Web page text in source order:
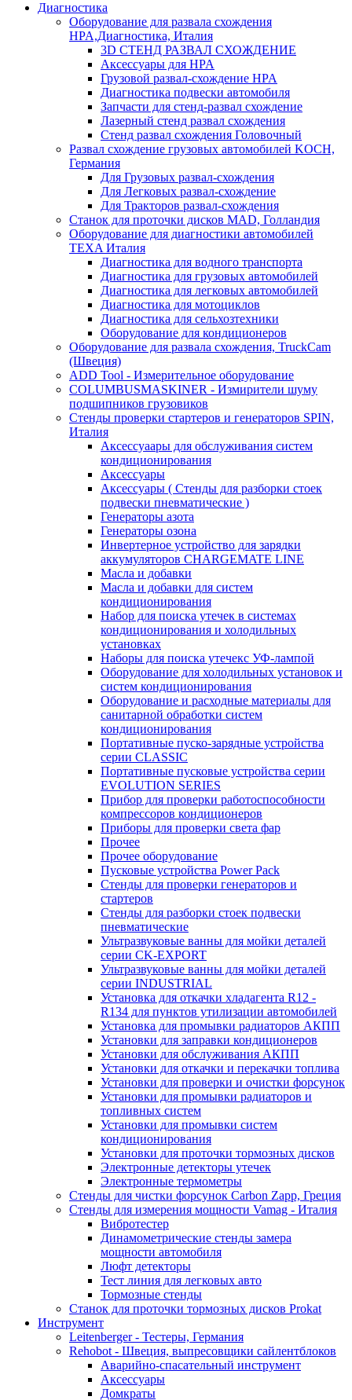
Диагностика
Оборудование для развала схождения
HPA,Диагностика, Италия
3D СТЕНД РАЗВАЛ СХОЖДЕНИЕ
Аксессуары для HPA
Грузовой развал-схождение HPA
Диагностика подвески автомобиля
Запчасти для стенд-развал схождение
Лазерный стенд развал схождения
Стенд развал схождения Головочный
Развал схождение грузовых автомобилей KOCH,
Германия
Для Грузовых развал-схождения
Для Легковых развал-схождение
Для Тракторов развал-схождения
Станок для проточки дисков MAD, Голландия
Оборудование для диагностики автомобилей
TEXA Италия
Диагностика для водного транспорта
Диагностика для грузовых автомобилей
Диагностика для легковых автомобилей
Диагностика для мотоциклов
Диагностика для сельхозтехники
Оборудование для кондиционеров
Оборудование для развала схождения, TruckCam
(Швеция)
ADD Tool - Измерительное оборудование
COLUMBUSMASKINER - Измирители шуму
подшипников грузовиков
Стенды проверки стартеров и генераторов SPIN,
Италия
Аксессуаары для обслуживания систем
кондиционирования
Аксессуары
Аксессуары ( Стенды для разборки стоек
подвески пневматические )
Генераторы азота
Генераторы озона
Инвертерное устройство для зарядки
аккумуляторов CHARGEMATE LINE
Масла и добавки
Масла и добавки для систем
кондиционирования
Набор для поиска утечек в системах
кондиционирования и холодильных
установках
Наборы для поиска утечекс УФ-лампой
Оборудование для холодильных установок и
систем кондиционирования
Оборудование и расходные материалы для
санитарной обработки систем
кондиционирования
Портативные пуско-зарядные устройства
серии CLASSIC
Портативные пусковые устройства серии
EVOLUTION SERIES
Прибор для проверки работоспособности
компрессоров кондиционеров
Приборы для проверки света фар
Прочее
Прочее оборудование
Пусковые устройства Power Pack
Стенды для проверки генераторов и
стартеров
Стенды для разборки стоек подвески
пневматические
Ультразвуковые ванны для мойки деталей
серии CK-EXPORT
Ультразвуковые ванны для мойки деталей
серии INDUSTRIAL
Установка для откачки хладагента R12 -
R134 для пунктов утилизации автомобилей
Установка для промывки радиаторов АКПП
Установки для заправки кондиционеров
Установки для обслуживания АКПП
Установки для откачки и перекачки топлива
Установки для проверки и очистки форсунок
Установки для промывки радиаторов и
топливных систем
Установки для промывки систем
кондиционирования
Установки для проточки тормозных дисков
Электронные детекторы утечек
Электронные термометры
Стенды для чистки форсунок Carbon Zapp, Греция
Стенды для измерения мощности Vamag - Италия
Вибротестер
Динамометрические стенды замера
мощности автомобиля
Люфт детекторы
Тест линия для легковых авто
Тормозные стенды
Станок для проточки тормозных дисков Prokat
Инструмент
Leitenberger - Тестеры, Германия
Rehobot - Швеция, выпресовщики сайлентблоков
Аварийно-спасательный инструмент
Аксессуары
Домкраты